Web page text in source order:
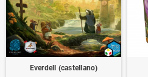
Everdell (castellano)